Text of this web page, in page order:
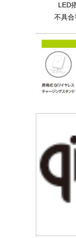
LED
不具